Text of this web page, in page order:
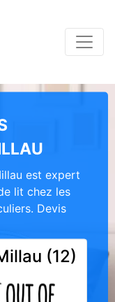
est expert
lit chez les
Devis
(12)